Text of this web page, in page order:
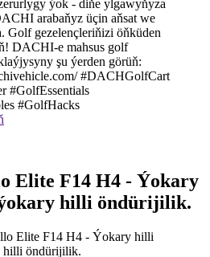
ýok - diňe ylgawyňyza
arabaňyz üçin aňsat we
Golf gezelençleriňizi öňküden
DACHI-e mahsus golf
şu ýerden görüň:
#DACHGolfCart
#GolfEssentials
#GolfHacks
Elite F14 H4 - Ýokary
hilli öndürijilik.